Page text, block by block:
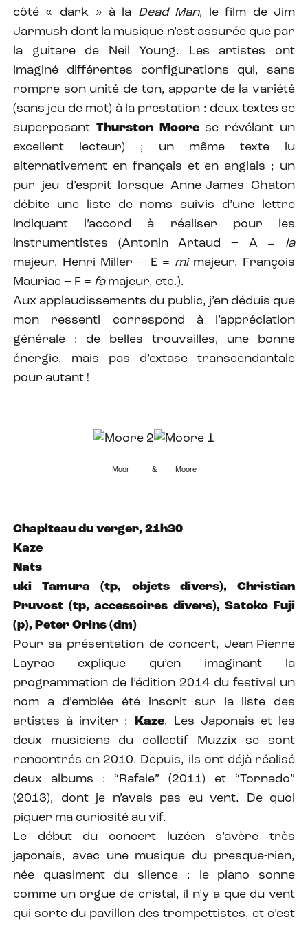
côté « dark » à la Dead Man, le film de Jim
Jarmush dont la musique n’est assurée que par
la guitare de Neil Young. Les artistes ont
imaginé différentes configurations qui, sans
rompre son unité de ton, apporte de la variété
(sans jeu de mot) à la prestation : deux textes se
superposant Thurston Moorese révélant un
excellent lecteur) ; un même texte lu
alternativement en français et en anglais ; un
pur jeu d’esprit lorsque Anne-James Chaton
débite une liste de noms suivis d’une lettre
indiquant l’accord à réaliser pour les
instrumentistes (Antonin Artaud – A = la
majeur, Henri Miller – E = mimajeur, François
Mauriac – F = famajeur, etc.).
Aux applaudissements du public, j’en déduis que
mon ressenti correspond à l’appréciation
générale : de belles trouvailles, une bonne
énergie, mais pas d’extase transcendantale
pour autant !
Moor & Moore
Chapiteau du verger, 21h30
Kaze
Nats
uki Tamura (tp, objets divers), Christian
Pruvost (tp, accessoires divers), Satoko Fuji
(p), Peter Orins (dm)
Pour sa présentation de concert, Jean-Pierre
Layrac explique qu’en imaginant la
programmation de l’édition 2014 du festival un
nom a d’emblée été inscrit sur la liste des
artistes à inviter : Kaze. Les Japonais et les
deux musiciens du collectif Muzzix se sont
rencontrés en 2010. Depuis, ils ont déjà réalisé
deux albums : “Rafale” (2011) et “Tornado”
(2013), dont je n’avais pas eu vent. De quoi
piquer ma curiosité au vif.
Le début du concert luzéen s’avère très
japonais, avec une musique du presque-rien,
née quasiment du silence : le piano sonne
comme un orgue de cristal, il n’y a que du vent
qui sorte du pavillon des trompettistes, et c’est